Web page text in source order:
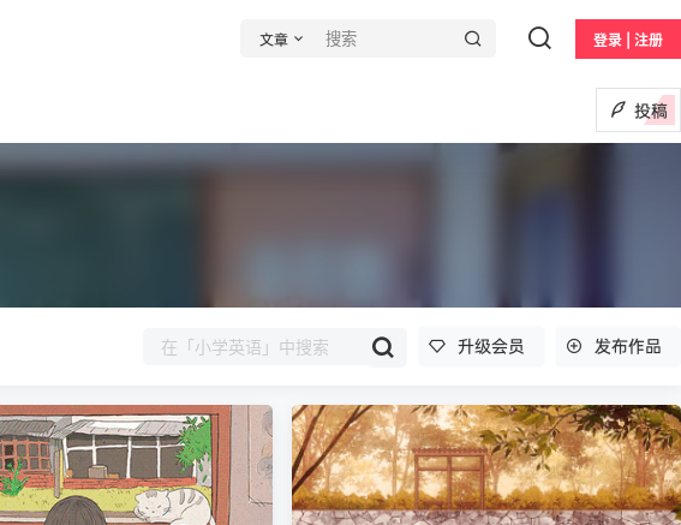
文章 登录 | 注册
投稿
升级会员 发布作品